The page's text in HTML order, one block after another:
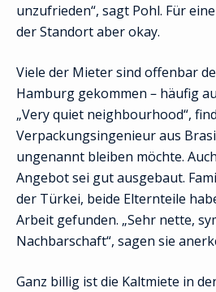
unzufrieden“, sagt Pohl. Für
der Standort aber okay.
Viele der Mieter sind offenbar
Hamburg gekommen – häufig
„Very quiet neighbourhood“,
Verpackungsingenieur aus
ungenannt bleiben möchte.
Angebot sei gut ausgebaut.
der Türkei, beide Elternteile
Arbeit gefunden. „Sehr nette,
Nachbarschaft“, sagen sie
Ganz billig ist die Kaltmiete in